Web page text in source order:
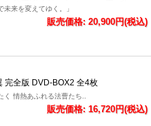
未来を変えてゆく。」
販売価格: 20,900円(税込)
完全版 DVD-BOX2 全4枚
情熱あふれる法曹たち..
販売価格: 16,720円(税込)